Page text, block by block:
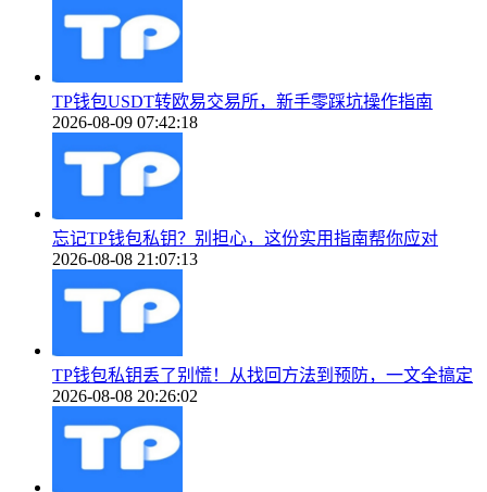
TP钱包USDT转欧易交易所，新手零踩坑操作指南
2026-08-09 07:42:18
忘记TP钱包私钥？别担心，这份实用指南帮你应对
2026-08-08 21:07:13
TP钱包私钥丢了别慌！从找回方法到预防，一文全搞定
2026-08-08 20:26:02